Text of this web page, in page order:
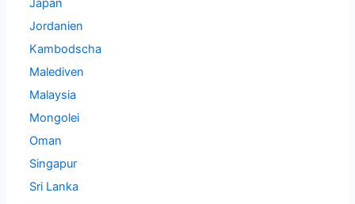
Japan
Jordanien
Kambodscha
Malediven
Malaysia
Mongolei
Oman
Singapur
Sri Lanka